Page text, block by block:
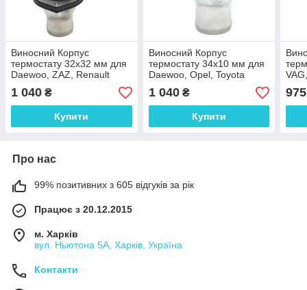
Виносний Корпус
термостату 32х32 мм для
Daewoo, ZAZ, Renault
1 040 ₴
Купити
Виносний Корпус
термостату 34х10 мм для
Daewoo, Opel, Toyota
1 040₴
Купити
975
Про нас
99% позитивних з 605 відгуків за рік
Працює з 20.12.2015
м. Харків
вул. Ньютона 5А, Харків, Україна
Контакти